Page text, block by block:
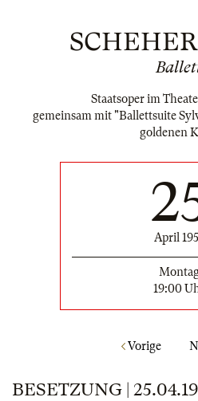
Staatsoper im
gemeinsam mit "Ballettsuite
goldenen
April
19:00
Vorige
BESETZUNG |